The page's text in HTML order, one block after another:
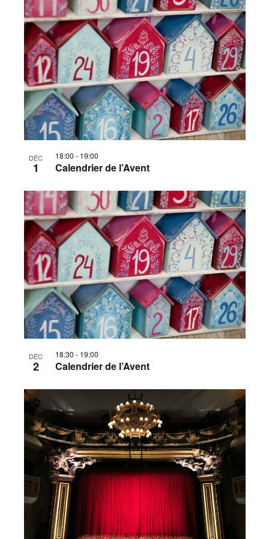
DÉC
1
18:00 - 19:00
Calendrier de l’Avent
DÉC
2
18:30 - 19:00
Calendrier de l’Avent